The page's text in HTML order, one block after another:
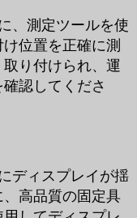
、測定ツールを使
位置を正確に測
り付けられ、運
認してくださ
ディスプレイが揺
高品質の固定具